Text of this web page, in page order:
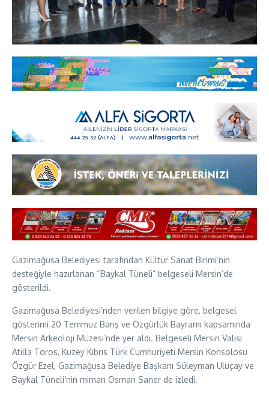
Gazimağusa Belediyesi tarafından Kültür Sanat Birimi’nin
desteğiyle hazırlanan “Baykal Tüneli” belgeseli Mersin’de
gösterildi.
Gazimağusa Belediyesi’nden verilen bilgiye göre, belgesel
gösterimi 20 Temmuz Barış ve Özgürlük Bayramı kapsamında
Mersin Arkeoloji Müzesi’nde yer aldı. Belgeseli Mersin Valisi
Atilla Toros, Kuzey Kıbrıs Türk Cumhuriyeti Mersin Konsolosu
Özgür Ezel, Gazimağusa Belediye Başkanı Süleyman Uluçay ve
Baykal Tüneli’nin mimarı Osman Saner de izledi.